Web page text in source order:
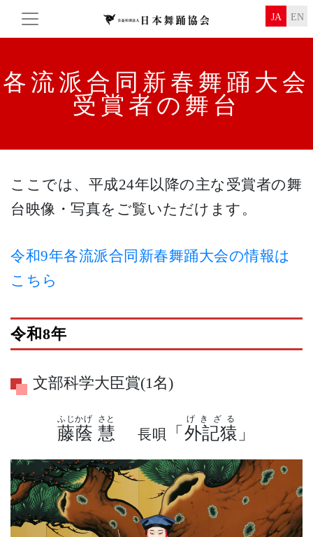
JA EN
各流派合同 新春舞踊大会
受賞者の舞台
ここでは、平成24年以降の主な受賞者の舞
台映像・写真をご覧いただけます。
令和9年各流派合同新春舞踊大会の情報は
こちら
令和8年
文部科学大臣賞(1名)
藤蔭
ふじかげ
慧
さと
長唄 「 外記猿
げきざる
」